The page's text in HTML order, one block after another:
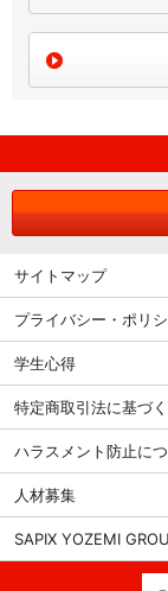
サイトマップ
プライバシー・ポリ
学生心得
特定商取引法に基づ
ハラスメント防止に
人材募集
SAPIX YOZEMI